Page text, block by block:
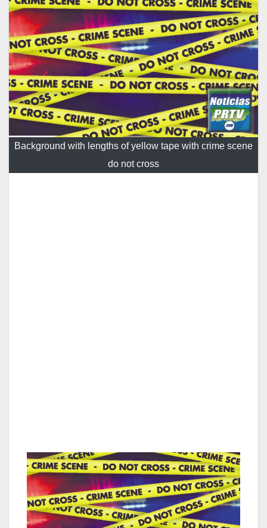
Background with lengths of yellow tape with crime scene
do not cross